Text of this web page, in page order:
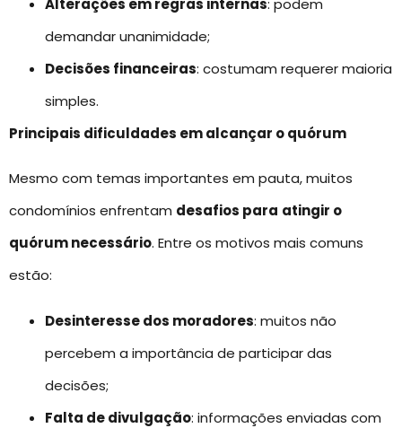
Alterações em regras internas: podem
demandar unanimidade;
Decisões financeiras: costumam requerer maioria
simples.
Principais dificuldades em alcançar o quórum
Mesmo com temas importantes em pauta, muitos
condomínios enfrentam desafios para atingir o
quórum necessário. Entre os motivos mais comuns
estão:
Desinteresse dos moradores: muitos não
percebem a importância de participar das
decisões;
Falta de divulgação: informações enviadas com